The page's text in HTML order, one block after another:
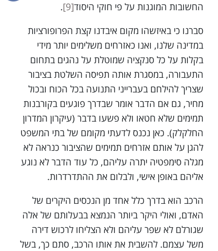
החשובות המוגנות על פי חוקי היסוד[9]
.
סברנו כי באיזשהו מקום איבדנו קצת הפרופורציות
במדינה שלנו, ואנו כאזרחים משלימים יותר מידי
בקלות על כל סנקציה שמוטלת על נהגים בתחום
התעבורה, במסגרת אותה תפיסה השלטת בציבור
שצריך להילחם בעברייני התנועה בכל הכוח ובכול
מחיר, גם אם הדבר אומר שבדרך פוגעים בקורבנות
תמימים שלא חטאו ולא פשעו בדבר (עיקרון המדרון
החלקלק). כאן נכנס לדעתי מקומם של בתי המשפט
להגן על אותם אזרחים תמימים שהציבור כנראה לא
מגלה סימפטיה יתרה עליהם, כל עוד הדבר לא נוגע
אליהם באופן אישי, ולבלום את ההתדרדרות.
הרכב הוא בדרך כלל אחד מן הנכסים היקרים של
האדם, ואולי היקר ביותר הנמצא בבעלותם של אלה
שגורלם לא שפר עליהם ולא הצליחו לרכוש דירה
משל עצמם. להשבית את אותו הרכב, סתם כך, בשל